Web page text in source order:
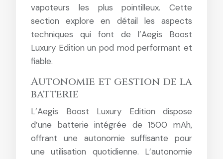
vapoteurs les plus pointilleux. Cette
section explore en détail les aspects
techniques qui font de l’Aegis Boost
Luxury Edition un pod mod performant et
fiable.
Autonomie et gestion de la
batterie
L’Aegis Boost Luxury Edition dispose
d’une batterie intégrée de 1500 mAh,
offrant une autonomie suffisante pour
une utilisation quotidienne. L’autonomie